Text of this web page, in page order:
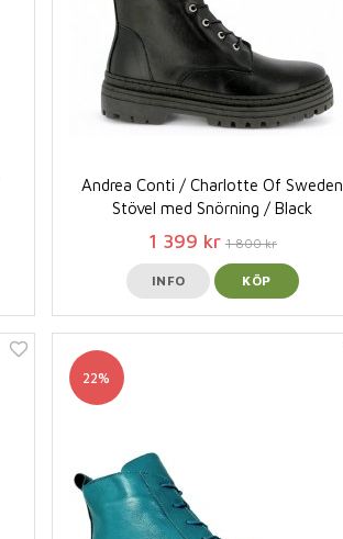
Andrea Conti / Charlotte Of Sweden
Stövel med Snörning / Black
1 399 kr 1 800 kr
INFO KÖP
22%